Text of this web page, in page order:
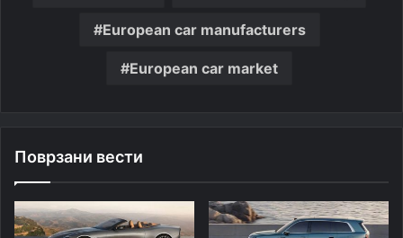
European car manufacturers
European car market
Поврзани вести